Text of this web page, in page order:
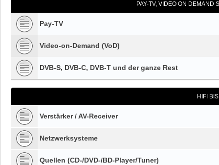
PAY-TV, VIDEO ON DEMAND
Pay-TV
Video-on-Demand (VoD)
DVB-S, DVB-C, DVB-T und der ganze Rest
HIFI
Verstärker / AV-Receiver
Netzwerksysteme
Quellen (CD-/DVD-/BD-Player/Tuner)